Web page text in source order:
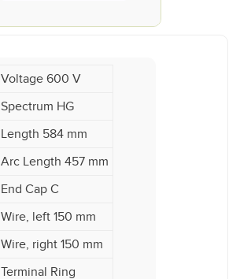
Voltage 600 V
Spectrum HG
Length 584 mm
Arc Length 457 mm
End Cap C
Wire, left 150 mm
Wire, right 150 mm
Terminal Ring